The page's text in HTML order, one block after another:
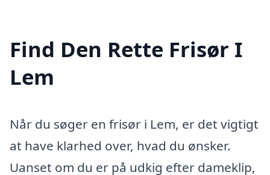
Find Den Rette Frisør I
Lem
Når du søger en frisør i Lem, er det vigtigt
at have klarhed over, hvad du ønsker.
Uanset om du er på udkig efter dameklip,